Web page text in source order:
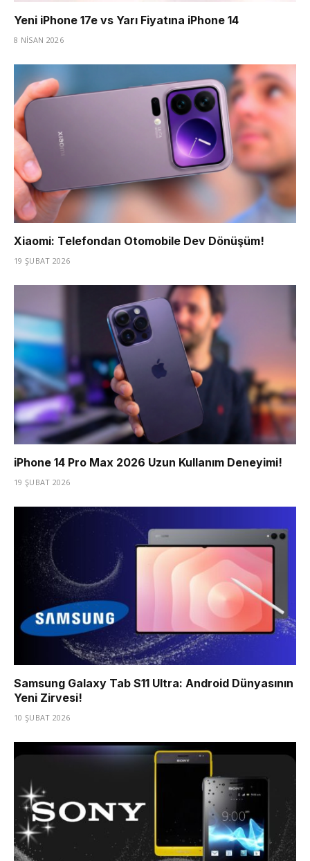
Yeni iPhone 17e vs Yarı Fiyatına iPhone 14
8 NISAN 2026
Xiaomi: Telefondan Otomobile Dev Dönüşüm!
19 ŞUBAT 2026
iPhone 14 Pro Max 2026 Uzun Kullanım Deneyimi!
19 ŞUBAT 2026
Samsung Galaxy Tab S11 Ultra: Android Dünyasının
Yeni Zirvesi!
10 ŞUBAT 2026